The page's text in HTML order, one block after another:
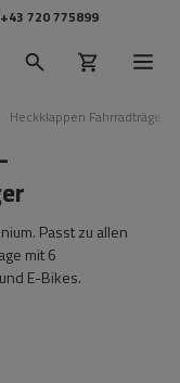
+43 720 775899
Heckklappen Fahrradträger
Passt zu allen
mit 6
E-Bikes.